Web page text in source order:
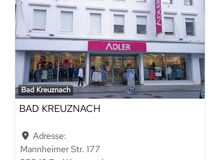
Bad Kreuznach
BAD KREUZNACH
Adresse:
Mannheimer Str. 177